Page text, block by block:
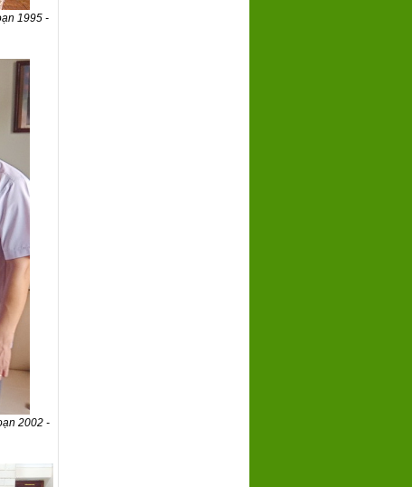
1995 -
2002 -